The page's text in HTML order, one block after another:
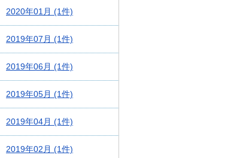
2020年01月 (1件)
2019年07月 (1件)
2019年06月 (1件)
2019年05月 (1件)
2019年04月 (1件)
2019年02月 (1件)